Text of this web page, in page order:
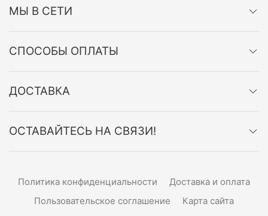
МЫ В СЕТИ
СПОСОБЫ ОПЛАТЫ
ДОСТАВКА
ОСТАВАЙТЕСЬ НА СВЯЗИ!
Политика конфиденциальности
Доставка и оплата
Пользовательское соглашение
Карта сайта